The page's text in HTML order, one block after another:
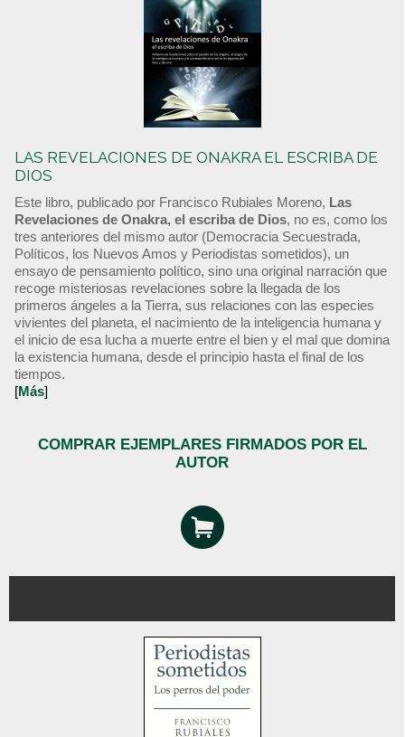
LAS REVELACIONES DE ONAKRA EL ESCRIBA DE
DIOS
Este libro, publicado por Francisco Rubiales Moreno, Las
Revelaciones de Onakra, el escriba de Dios, no es, como los
tres anteriores del mismo autor (Democracia Secuestrada,
Políticos, los Nuevos Amos y Periodistas sometidos), un
ensayo de pensamiento político, sino una original narración que
recoge misteriosas revelaciones sobre la llegada de los
primeros ángeles a la Tierra, sus relaciones con las especies
vivientes del planeta, el nacimiento de la inteligencia humana y
el inicio de esa lucha a muerte entre el bien y el mal que domina
la existencia humana, desde el principio hasta el final de los
tiempos.
[Más]
COMPRAR EJEMPLARES FIRMADOS POR EL
AUTOR